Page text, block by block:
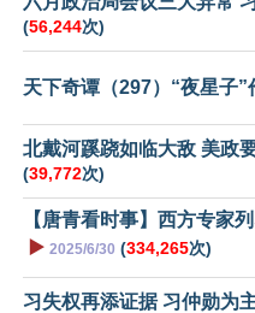
(56,244次)
天下奇谭（297）“夜星子”
北戴河蹊跷如临大敌 美政
(39,772次)
【唐青看时事】西方专家
▶️ 2025/6/30 (334,265次)
习失权再添证据 习仲勋为